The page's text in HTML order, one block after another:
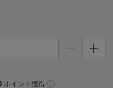
ポイント獲得